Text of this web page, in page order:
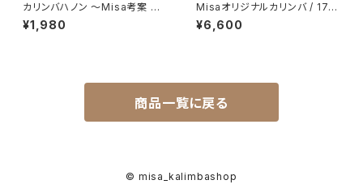
カリンバハノン ～Misa考案 指
がスムーズに動くトレーニングブ
ック～
¥1,980
Misaオリジナルカリンバ / 17mi
salogo1
¥6,600
商品一覧に戻る
© misa_kalimbashop